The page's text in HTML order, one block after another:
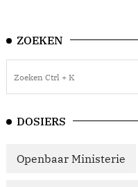
ZOEKEN
DOSIERS
Openbaar Ministerie